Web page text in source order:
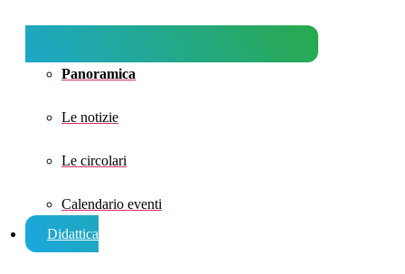
Panoramica
Le notizie
Le circolari
Calendario eventi
Didattica